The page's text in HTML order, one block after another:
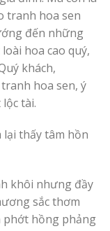
tranh hoa sen
đến những
hoa cao quý,
khách,
hoa sen, ý
tài.
lại thấy tâm hồn
khôi nhưng đầy
sắc thơm
phớt hồng phảng